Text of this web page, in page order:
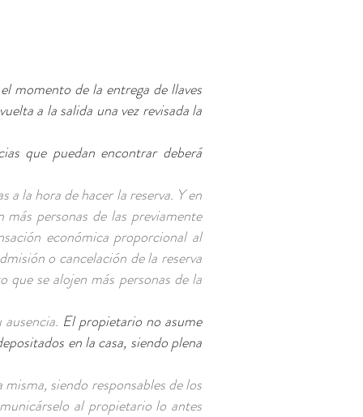
momento de la entrega de llaves
a la salida una vez revisada la
que puedan encontrar deberá
la hora de hacer la reserva. Y en
personas de las previamente
económica proporcional al
o cancelación de la reserva
que se alojen más personas de la
El propietario no asume
en la casa, siendo plena
siendo responsables de los
al propietario lo antes